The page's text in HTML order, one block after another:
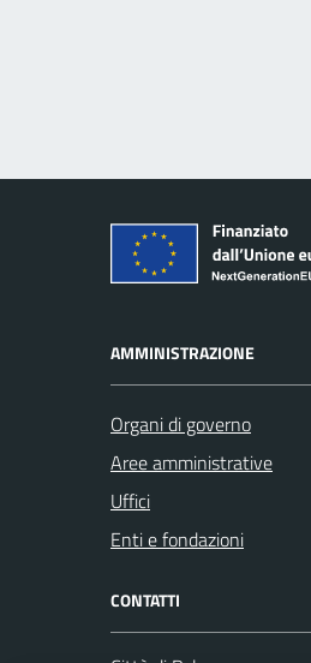
AMMINISTRAZIONE
Organi di governo
Aree amministrative
Uffici
Enti e fondazioni
CONTATTI